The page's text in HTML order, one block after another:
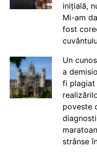
inițială,
Mi-am
fost
Un
a
fi plagiat
poveste
strânse